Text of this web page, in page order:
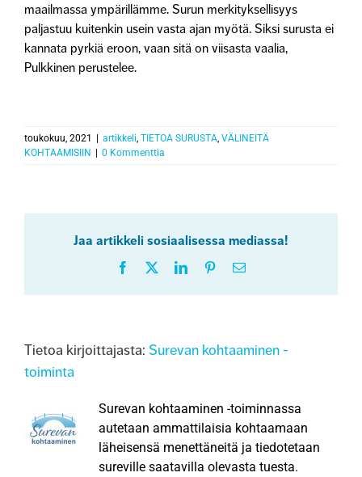
maailmassa ympärillämme. Surun merkityksellisyys
paljastuu kuitenkin usein vasta ajan myötä. Siksi surusta ei
kannata pyrkiä eroon, vaan sitä on viisasta vaalia,
Pulkkinen perustelee.
toukokuu, 2021 artikkeli, TIETOA SURUSTA, VÄLINEITÄ
KOHTAAMISIIN
0 Kommenttia
Jaa artikkeli sosiaalisessa mediassa!
Facebook LinkedInPinterestSähköposti
Tietoa kirjoittajasta: Surevan kohtaaminen -
toiminta
Surevan kohtaaminen -toiminnassa
autetaan ammattilaisia kohtaamaan
läheisensä menettäneitä ja tiedotetaan
sureville saatavilla olevasta tuesta.